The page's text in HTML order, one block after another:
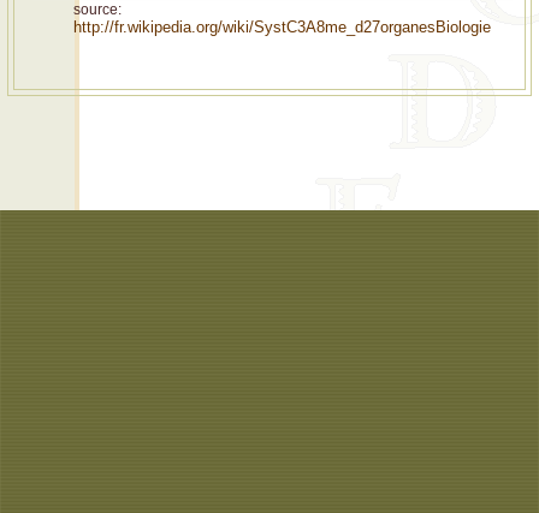
source:
http://fr.wikipedia.org/wiki/SystC3A8me_d27organesBiologie